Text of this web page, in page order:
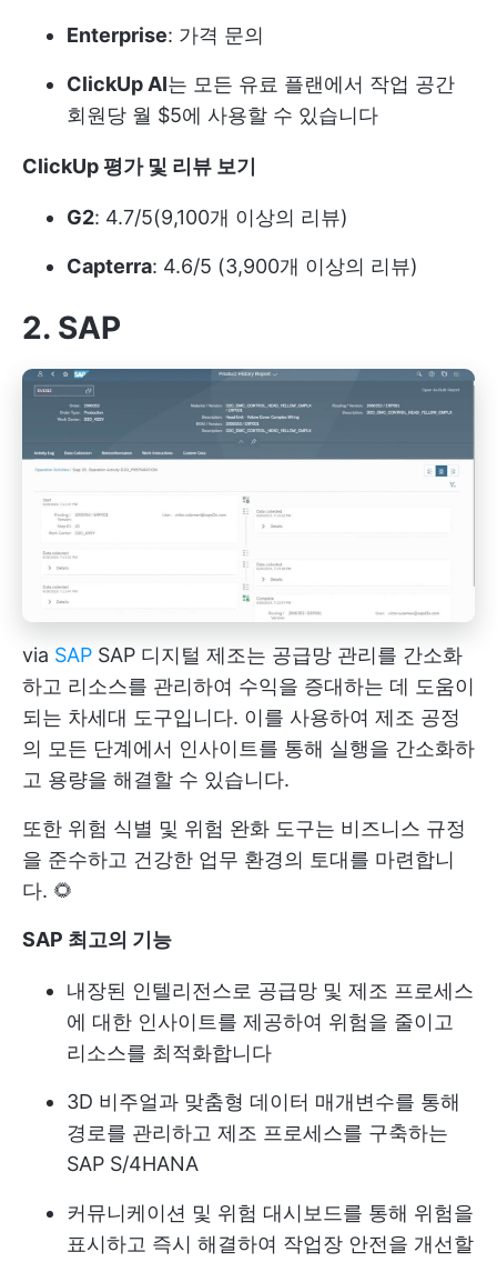
Enterprise: 가격 문의
ClickUp AI는 모든 유료 플랜에서 작업 공간
회원당 월 $5에 사용할 수 있습니다
ClickUp 평가 및 리뷰 보기
G2: 4.7/5(9,100개 이상의 리뷰)
Capterra: 4.6/5 (3,900개 이상의 리뷰)
2. SAP
via SAP SAP 디지털 제조는 공급망 관리를 간소화
하고 리소스를 관리하여 수익을 증대하는 데 도움이
되는 차세대 도구입니다. 이를 사용하여 제조 공정
의 모든 단계에서 인사이트를 통해 실행을 간소화하
고 용량을 해결할 수 있습니다.
또한 위험 식별 및 위험 완화 도구는 비즈니스 규정
을 준수하고 건강한 업무 환경의 토대를 마련합니
다. 🌻
SAP 최고의 기능
내장된 인텔리전스로 공급망 및 제조 프로세스
에 대한 인사이트를 제공하여 위험을 줄이고
리소스를 최적화합니다
3D 비주얼과 맞춤형 데이터 매개변수를 통해
경로를 관리하고 제조 프로세스를 구축하는
SAP S/4HANA
커뮤니케이션 및 위험 대시보드를 통해 위험을
표시하고 즉시 해결하여 작업장 안전을 개선할